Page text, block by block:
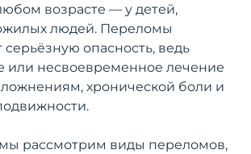
возрасте — у детей,
людей. Переломы
серьёзную опасность, ведь
или несвоевременное лечение
хронической боли и
мы рассмотрим виды переломов,